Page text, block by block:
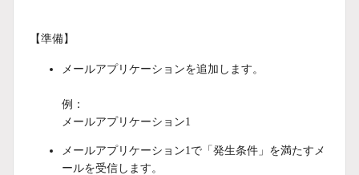
【準備】
メールアプリケーションを追加します。
例：
メールアプリケーション1
メールアプリケーション1で「発生条件」を満たすメ
ールを受信します。